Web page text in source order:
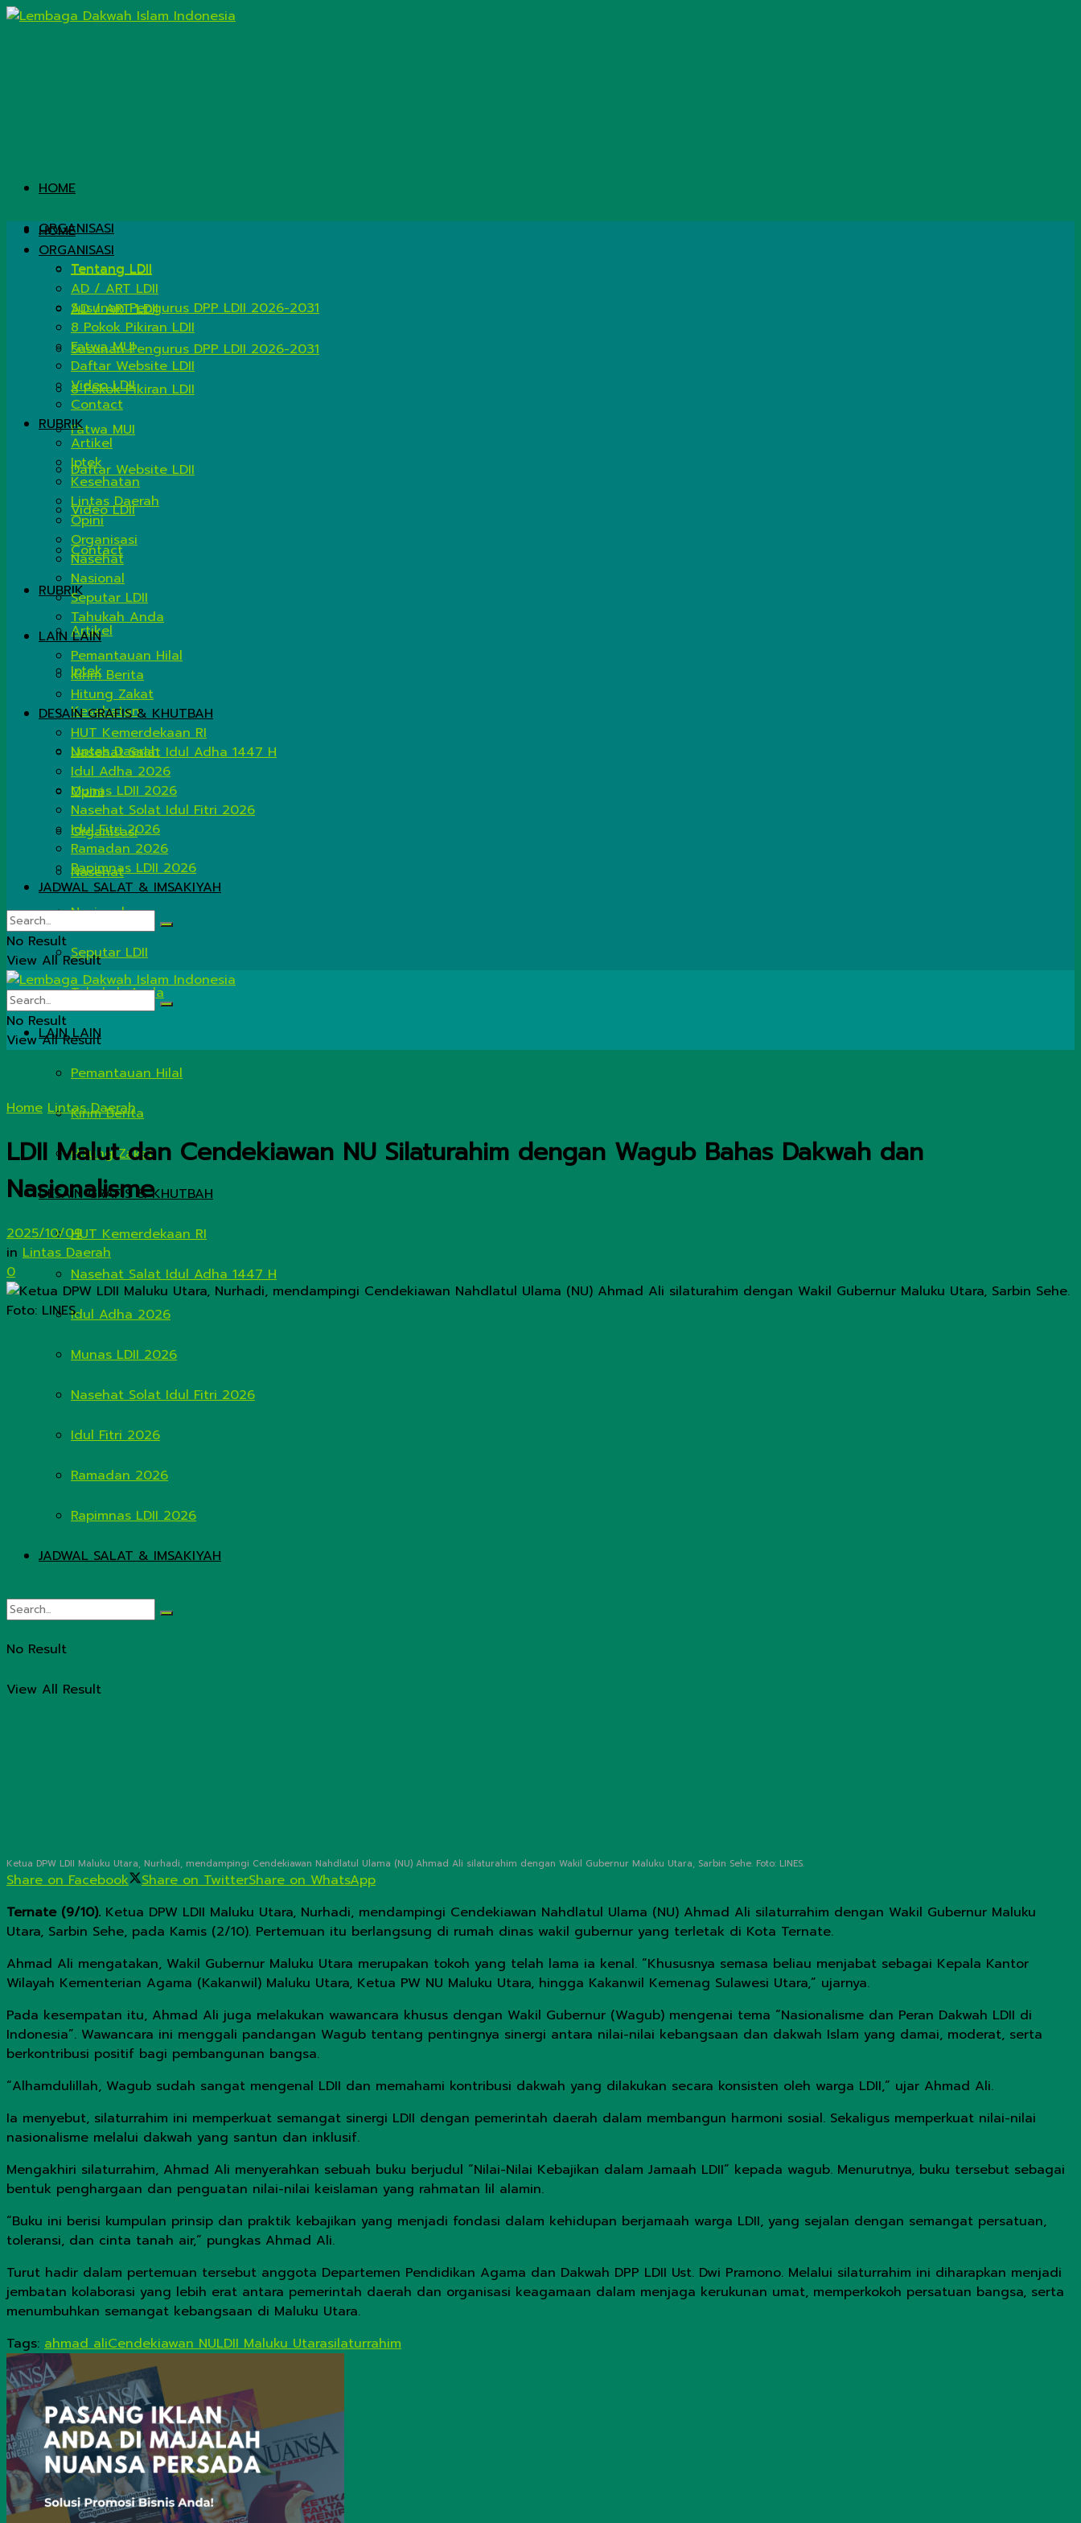
HOME
ORGANISASI
Tentang LDII
AD / ART LDII
Susunan Pengurus DPP LDII 2026-2031
8 Pokok Pikiran LDII
Fatwa MUI
Daftar Website LDII
Video LDII
Contact
RUBRIK
Artikel
Iptek
Kesehatan
Lintas Daerah
Opini
Organisasi
Nasehat
Nasional
Seputar LDII
Tahukah Anda
LAIN LAIN
Pemantauan Hilal
Kirim Berita
Hitung Zakat
DESAIN GRAFIS & KHUTBAH
HUT Kemerdekaan RI
Nasehat Salat Idul Adha 1447 H
Idul Adha 2026
Munas LDII 2026
Nasehat Solat Idul Fitri 2026
Idul Fitri 2026
Ramadan 2026
Rapimnas LDII 2026
JADWAL SALAT & IMSAKIYAH
No Result
View All Result
HOME
ORGANISASI
Tentang LDII
AD / ART LDII
Susunan Pengurus DPP LDII 2026-2031
8 Pokok Pikiran LDII
Fatwa MUI
Daftar Website LDII
Video LDII
Contact
RUBRIK
Artikel
Iptek
Kesehatan
Lintas Daerah
Opini
Organisasi
Nasehat
Nasional
Seputar LDII
Tahukah Anda
LAIN LAIN
Pemantauan Hilal
Kirim Berita
Hitung Zakat
DESAIN GRAFIS & KHUTBAH
HUT Kemerdekaan RI
Nasehat Salat Idul Adha 1447 H
Idul Adha 2026
Munas LDII 2026
Nasehat Solat Idul Fitri 2026
Idul Fitri 2026
Ramadan 2026
Rapimnas LDII 2026
JADWAL SALAT & IMSAKIYAH
No Result
View All Result
No Result
View All Result
Home Lintas Daerah
LDII Malut dan Cendekiawan NU Silaturahim dengan Wagub Bahas Dakwah dan
Nasionalisme
2025/10/09
in Lintas Daerah
0
Ketua DPW LDII Maluku Utara, Nurhadi, mendampingi Cendekiawan Nahdlatul Ulama (NU) Ahmad Ali silaturahim dengan Wakil Gubernur Maluku Utara, Sarbin Sehe. Foto: LINES.
Share on Facebook Share on TwitterShare on WhatsApp
Ternate (9/10). Ketua DPW LDII Maluku Utara, Nurhadi, mendampingi Cendekiawan Nahdlatul Ulama (NU) Ahmad Ali silaturrahim dengan Wakil Gubernur Maluku
Utara, Sarbin Sehe, pada Kamis (2/10). Pertemuan itu berlangsung di rumah dinas wakil gubernur yang terletak di Kota Ternate.
Ahmad Ali mengatakan, Wakil Gubernur Maluku Utara merupakan tokoh yang telah lama ia kenal. “Khususnya semasa beliau menjabat sebagai Kepala Kantor
Wilayah Kementerian Agama (Kakanwil) Maluku Utara, Ketua PW NU Maluku Utara, hingga Kakanwil Kemenag Sulawesi Utara,” ujarnya.
Pada kesempatan itu, Ahmad Ali juga melakukan wawancara khusus dengan Wakil Gubernur (Wagub) mengenai tema “Nasionalisme dan Peran Dakwah LDII di
Indonesia”. Wawancara ini menggali pandangan Wagub tentang pentingnya sinergi antara nilai-nilai kebangsaan dan dakwah Islam yang damai, moderat, serta
berkontribusi positif bagi pembangunan bangsa.
“Alhamdulillah, Wagub sudah sangat mengenal LDII dan memahami kontribusi dakwah yang dilakukan secara konsisten oleh warga LDII,” ujar Ahmad Ali.
Ia menyebut, silaturrahim ini memperkuat semangat sinergi LDII dengan pemerintah daerah dalam membangun harmoni sosial. Sekaligus memperkuat nilai-nilai
nasionalisme melalui dakwah yang santun dan inklusif.
Mengakhiri silaturrahim, Ahmad Ali menyerahkan sebuah buku berjudul “Nilai-Nilai Kebajikan dalam Jamaah LDII” kepada wagub. Menurutnya, buku tersebut sebagai
bentuk penghargaan dan penguatan nilai-nilai keislaman yang rahmatan lil alamin.
“Buku ini berisi kumpulan prinsip dan praktik kebajikan yang menjadi fondasi dalam kehidupan berjamaah warga LDII, yang sejalan dengan semangat persatuan,
toleransi, dan cinta tanah air,” pungkas Ahmad Ali.
Turut hadir dalam pertemuan tersebut anggota Departemen Pendidikan Agama dan Dakwah DPP LDII Ust. Dwi Pramono. Melalui silaturrahim ini diharapkan menjadi
jembatan kolaborasi yang lebih erat antara pemerintah daerah dan organisasi keagamaan dalam menjaga kerukunan umat, memperkokoh persatuan bangsa, serta
menumbuhkan semangat kebangsaan di Maluku Utara.
Tags: ahmad aliCendekiawan NULDII Maluku Utarasilaturrahim